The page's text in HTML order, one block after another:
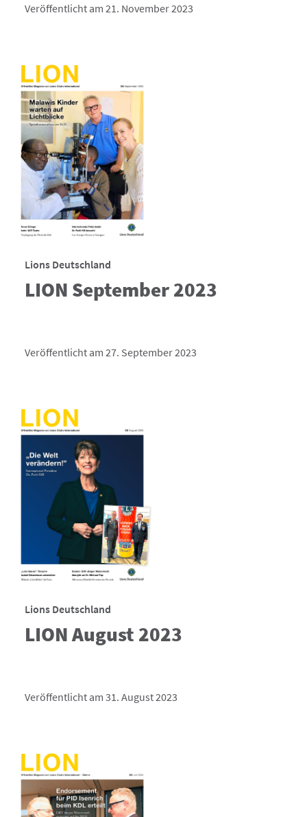
Veröffentlicht am 21. November 2023
Lions Deutschland
LION September 2023
Veröffentlicht am 27. September 2023
Lions Deutschland
LION August 2023
Veröffentlicht am 31. August 2023